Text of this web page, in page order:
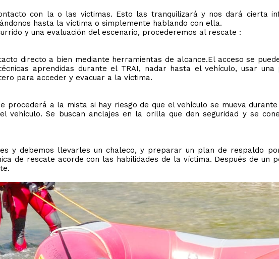
con la o las victimas. Esto las tranquilizará y nos dará cierta
hasta la víctima o simplemente hablando con ella.
y una evaluación del escenario, procederemos al rescate :
directo a bien mediante herramientas de alcance.El acceso se
aprendidas durante el TRAI, nadar hasta el vehículo, usar
para acceder y evacuar a la víctima.
procederá a la mista si hay riesgo de que el vehículo se mueva
vehículo. Se buscan anclajes en la orilla que den seguridad y se
y debemos llevarles un chaleco, y preparar un plan de respaldo
de rescate acorde con las habilidades de la víctima. Después de un